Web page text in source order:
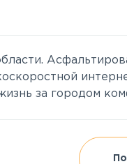
за городом